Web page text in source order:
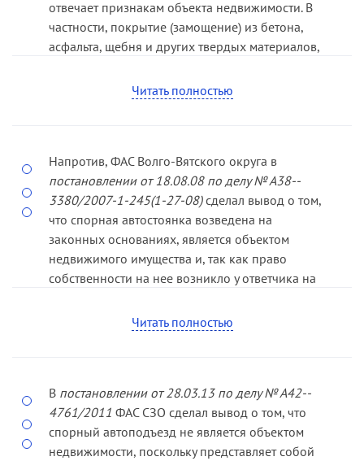
отвечает признакам объекта недвижимости. В
частности, покрытие (замо­щение) из бетона,
асфальта, щебня и других твердых материалов,
обеспечивает чистую, ровную и твердую
поверхность, но не обладает самостоятельными
котором оно находится.
Читать полностью
Напротив, ФАС Волго­-Вятского округа в
постановлении от 18.08.08 по делу № А38-­
3380/2007­-1­-245(1-­27­-08)сделал вывод о том,
что спорная автостоянка возведена на
законных основани­ях, является объектом
недвижимого имущества и, так как право
собственности на нее возникло у ответчика на
инстанции правомерно отказал в удов­
летворении исковых требований о сносе
зарегистрированного права собственности.
Читать полностью
В постановлении от 28.03.13 по делу № А42-­
4761/2011 ФАС СЗО сделал вывод о том, что
спорный автоподъезд не является объектом
недвижимости, поскольку представляет собой